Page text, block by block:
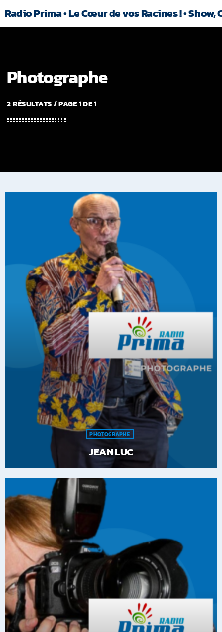
Radio Prima • Le Cœur de vos Racines ! •
Photographe
2 RÉSULTATS / PAGE 1 DE 1
PHOTOGRAPHE
JEAN LUC